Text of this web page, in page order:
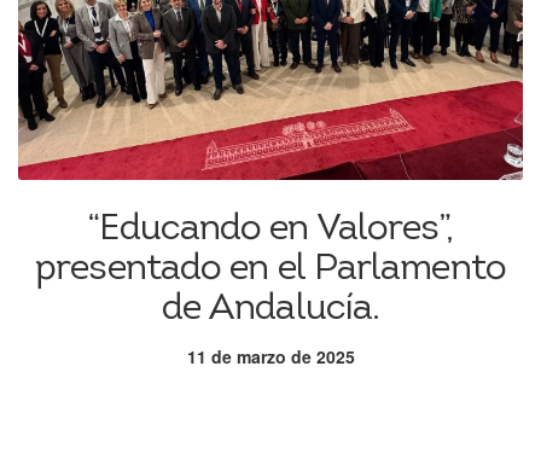
“Educando en Valores”,
presentado en el Parlamento
de Andalucía.
11 de marzo de 2025